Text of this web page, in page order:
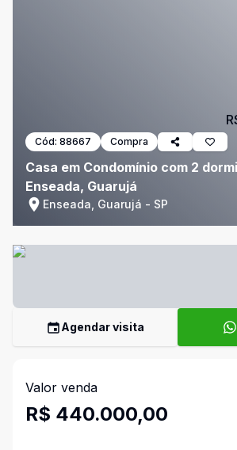
Cód: 88667 Compra
Casa em Condomínio com 2
Enseada, Guarujá
Enseada, Guarujá - SP
Agendar visita
Valor venda
R$ 440.000,00